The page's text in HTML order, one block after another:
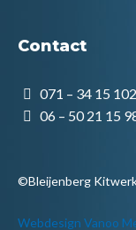
Contact
071 – 34 15 102
06 – 50 21 15
©Bleijenberg
Webdesign Vanoo